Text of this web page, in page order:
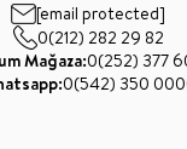
[email protected]
0(212) 282 29 82
Mağaza:0(252) 377
0(542) 350